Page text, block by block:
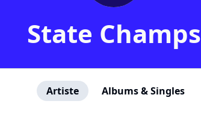
State Champs
Artiste Albums & Singles